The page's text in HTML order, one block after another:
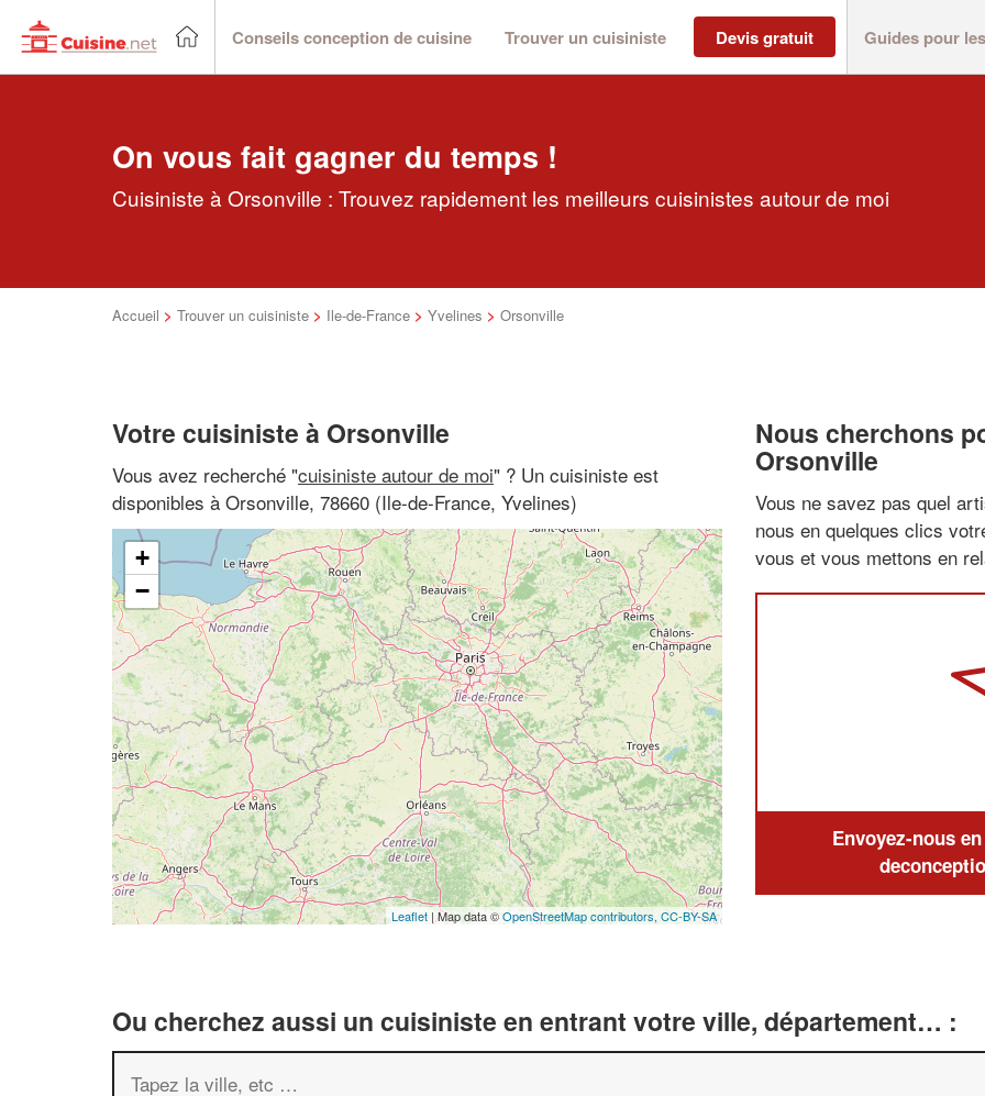
Conseils conception de cuisine Trouver un cuisiniste Devis gratuit Guides pour
On vous fait gagner du temps !
Cuisiniste à Orsonville : Trouvez rapidement les meilleurs cuisinistes autour de moi
Accueil > Trouver un cuisiniste > Ile-de-France > Yvelines > Orsonville
Votre cuisiniste à Orsonville
Vous avez recherché "cuisiniste autour de moi" ? Un cuisiniste est
disponibles à Orsonville, 78660 (Ile-de-France, Yvelines)
+
−
Leaflet | Map data ©OpenStreetMap contributors, CC-BY-SA
Nous cherchons
Orsonville
Vous ne savez pas quel
nous en quelques clics
vous et vous mettons en
Envoyez-nous
Ou cherchez aussi un cuisiniste en entrant votre ville, département… :